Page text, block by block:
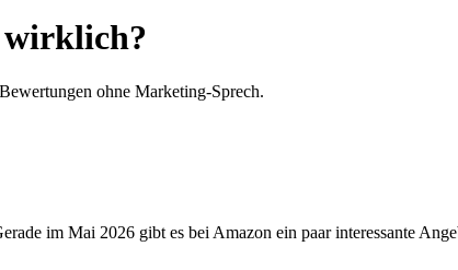
wirklich?
ohne Marketing-Sprech.
im Mai 2026 gibt es bei Amazon ein paar interessante